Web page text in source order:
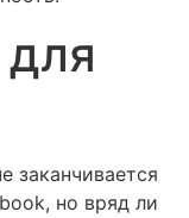
заканчивается
но вряд ли